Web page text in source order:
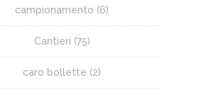
campionamento (6)
Cantieri (75)
caro bollette (2)